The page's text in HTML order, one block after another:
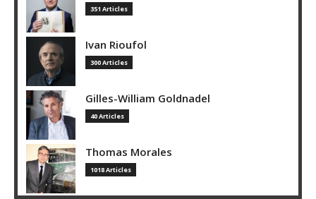
351 Articles
Ivan Rioufol
300 Articles
Gilles-William Goldnadel
40 Articles
Thomas Morales
1018 Articles